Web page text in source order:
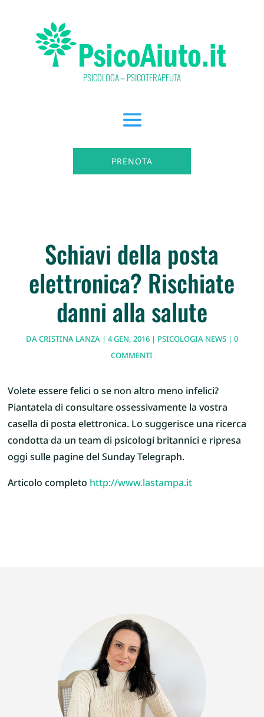
PSICOLOGA – PSICOTERAPEUTA
PRENOTA
Schiavi della posta
elettronica? Rischiate
danni alla salute
DACRISTINA LANZA|4 GEN, 2016| PSICOLOGIA NEWS|0
COMMENTI
Volete essere felici o se non altro meno infelici?
Piantatela di consultare ossessivamente la vostra
casella di posta elettronica. Lo suggerisce una ricerca
condotta da un team di psicologi britannici e ripresa
oggi sulle pagine del Sunday Telegraph.
Articolo completohttp://www.lastampa.it